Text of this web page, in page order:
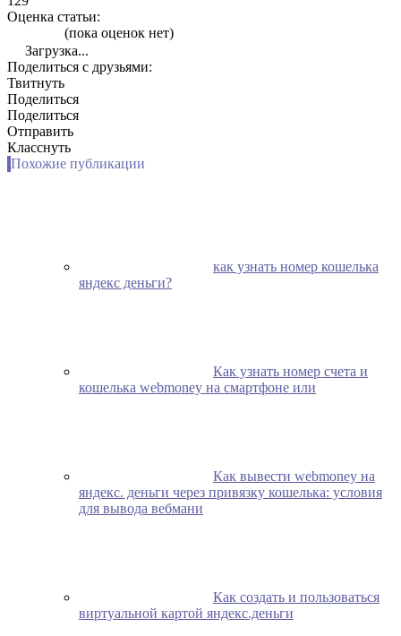
Оценка статьи:
(пока оценок нет)
Загрузка...
Поделиться с друзьями:
Твитнуть
Поделиться
Поделиться
Отправить
Класснуть
Похожие публикации
​как узнать номер кошелька
яндекс деньги?
Как узнать номер счета и
кошелька webmoney на смартфоне или
Как вывести webmoney на
яндекс. деньги через привязку кошелька: условия
для вывода вебмани
Как создать и пользоваться
виртуальной картой яндекс.деньги